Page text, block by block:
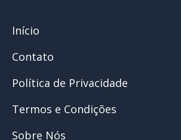
Início
Contato
Política de Privacidade
Termos e Condições
Sobre Nós